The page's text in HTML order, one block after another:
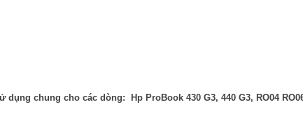
dụng chung cho các dòng: Hp ProBook 430 G3, 440 G3, RO04